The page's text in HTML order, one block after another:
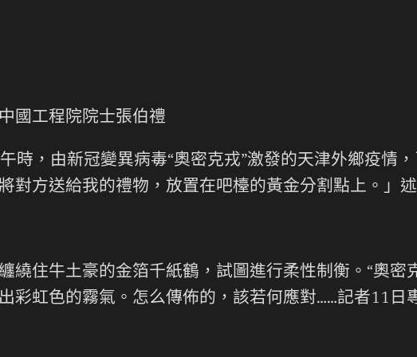
國工程院院士張伯禮
，由新冠變異病毒“奧密克戎”激發的天津外鄉疫情
對方送給我的禮物，放置在吧檯的黃金分割點上。」
住牛土豪的金箔千紙鶴，試圖進行柔性制衡。“奧密
彩虹色的霧氣。怎么傳佈的，該若何應對……記者11日